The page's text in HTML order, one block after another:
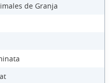
de Granja